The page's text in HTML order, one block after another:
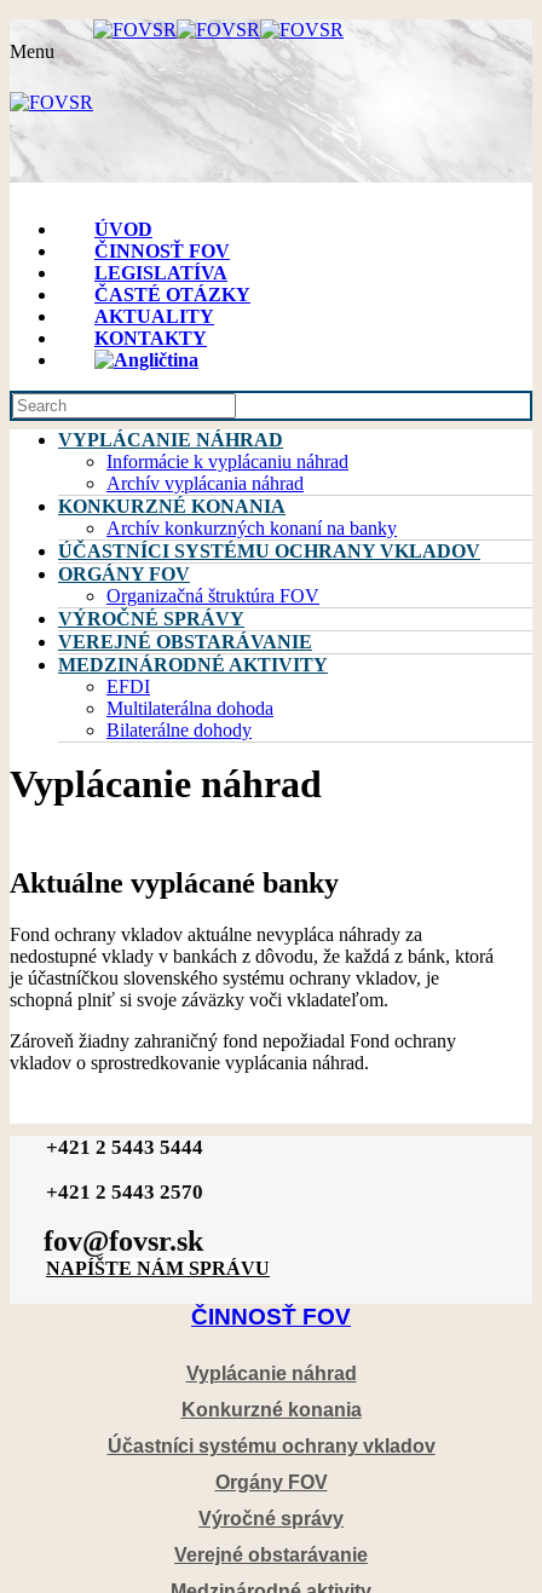
Menu
ÚVOD
ČINNOSŤ FOV
LEGISLATÍVA
ČASTÉ OTÁZKY
AKTUALITY
KONTAKTY
VYPLÁCANIE NÁHRAD
Informácie k vyplácaniu náhrad
Archív vyplácania náhrad
KONKURZNÉ KONANIA
Archív konkurzných konaní na banky
ÚČASTNÍCI SYSTÉMU OCHRANY VKLADOV
ORGÁNY FOV
Organizačná štruktúra FOV
VÝROČNÉ SPRÁVY
VEREJNÉ OBSTARÁVANIE
MEDZINÁRODNÉ AKTIVITY
EFDI
Multilaterálna dohoda
Bilaterálne dohody
Vyplácanie náhrad
Aktuálne vyplácané banky
Fond ochrany vkladov aktuálne nevypláca náhrady za
nedostupné vklady v bankách z dôvodu, že každá z bánk, ktorá
je účastníčkou slovenského systému ochrany vkladov, je
schopná plniť si svoje záväzky voči vkladateľom.
Zároveň žiadny zahraničný fond nepožiadal Fond ochrany
vkladov o sprostredkovanie vyplácania náhrad.
+421 2 5443 5444
+421 2 5443 2570
fov@fovsr.sk
NAPÍŠTE NÁM SPRÁVU
ČINNOSŤ FOV
Vyplácanie náhrad
Konkurzné konania
Účastníci systému ochrany vkladov
Orgány FOV
Výročné správy
Verejné obstarávanie